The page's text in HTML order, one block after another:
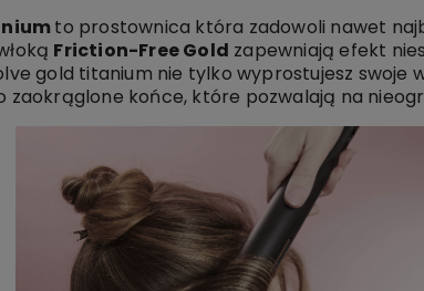
to prostownica która zadowoli nawet
Friction-Free Gold zapewniają efekt
gold titanium nie tylko wyprostujesz swoje
zaokrąglone końce, które pozwalają na